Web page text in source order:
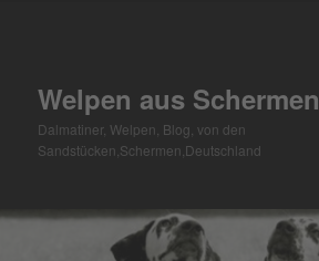
Welpen aus Schermen
Dalmatiner, Welpen, Blog, von den
Sandstücken,Schermen,Deutschland